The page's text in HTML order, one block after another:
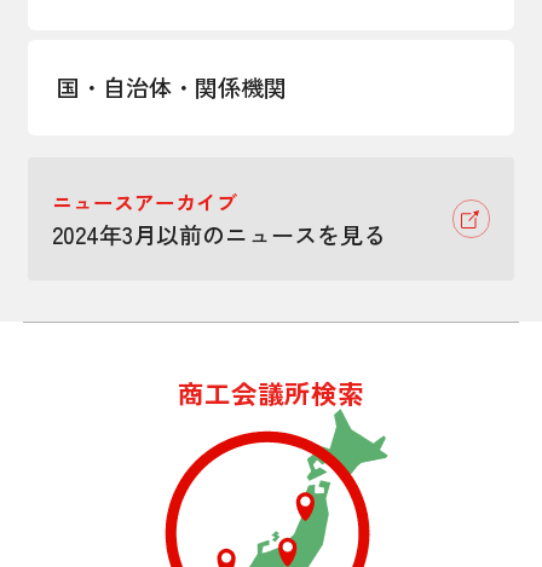
国・自治体・関係機関
ニュースアーカイブ
2024年3月以前のニュースを見る
商工会議所検索